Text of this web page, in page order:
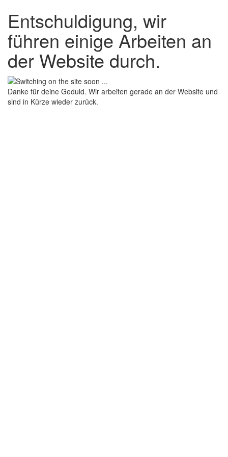
Entschuldigung, wir
führen einige Arbeiten an
der Website durch.
Danke für deine Geduld. Wir arbeiten gerade an der Website und
sind in Kürze wieder zurück.